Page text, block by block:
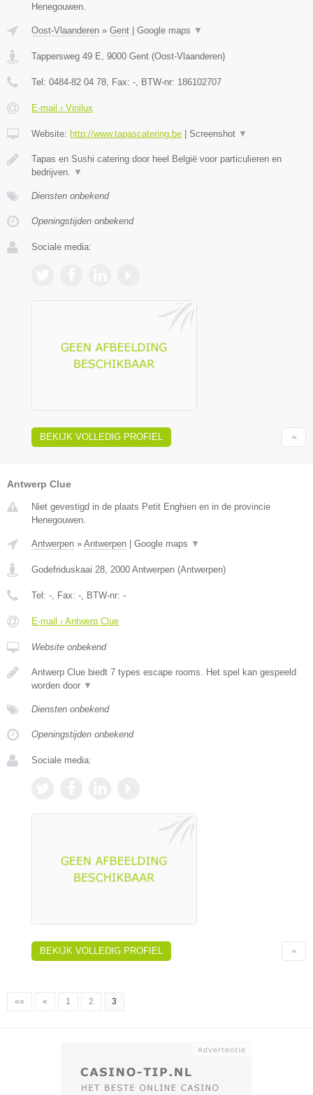
Henegouwen.
Oost-Vlaanderen » Gent Google maps ▼
Tappersweg 49 E 9000 Gent (Oost-Vlaanderen)
Tel: 0484-82 04 78 , Fax: - , BTW-nr: 186102707
E-mail › Vinilux
Website: http://www.tapascatering.be Screenshot ▼
Tapas en Sushi catering door heel België voor particulieren en
bedrijven.
▼
Diensten onbekend
Openingstijden onbekend
Sociale media:
BEKIJK VOLLEDIG PROFIEL
Antwerp Clue
Niet gevestigd in de plaats Petit Enghien en in de provincie
Henegouwen.
Antwerpen » Antwerpen Google maps ▼
Godefriduskaai 28, 2000 Antwerpen (Antwerpen)
Tel: -, Fax: -, BTW-nr: -
E-mail › Antwerp Clue
Website onbekend
Antwerp Clue biedt 7 types escape rooms. Het spel kan gespeeld
worden door ▼
Diensten onbekend
Openingstijden onbekend
Sociale media:
BEKIJK VOLLEDIG PROFIEL
«« « 1 2 3